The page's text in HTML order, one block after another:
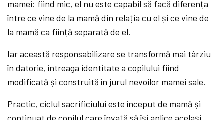
mamei: fiind mic, el nu este capabil să facă diferența
între ce vine de la mamă din relația cu el și ce vine de
la mamă ca ființă separată de el.
Iar această responsabilizare se transformă mai târziu
în datorie, întreaga identitate a copilului fiind
modificată și construită în jurul nevoilor mamei sale.
Practic, ciclul sacrificiului este început de mamă și